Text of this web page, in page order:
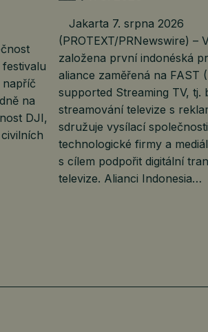
napříč
na
DJI,
Jakarta 7. srpna 2026
(PROTEXT/PRNewswire) –
založena první indonéská
aliance zaměřená na FAST
supported Streaming TV, tj.
streamování televize s
sdružuje vysílací
technologické firmy a
s cílem podpořit digitální
televize. Alianci Indonesia…